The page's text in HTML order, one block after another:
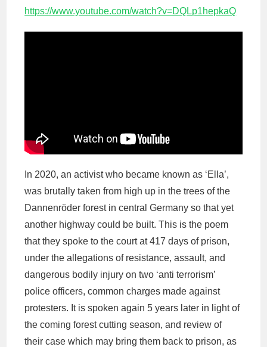
https://www.youtube.com/watch?v=DQLp1hepkaQ
In 2020, an activist who became known as ‘Ella’,
was brutally taken from high up in the trees of the
Dannenröder forest in central Germany so that yet
another highway could be built. This is the poem
that they spoke to the court at 417 days of prison,
under the allegations of resistance, assault, and
dangerous bodily injury on two ‘anti terrorism’
police officers, common charges made against
protesters. It is spoken again 5 years later in light of
the coming forest cutting season, and review of
their case which may bring them back to prison, as